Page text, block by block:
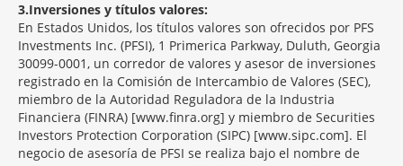
3 Inversiones y títulos valores:
En Estados Unidos, los títulos valores son ofrecidos por PFS
Investments Inc. (PFSI), 1 Primerica Parkway, Duluth, Georgia
30099-0001, un corredor de valores y asesor de inversiones
registrado en la Comisión de Intercambio de Valores (SEC),
miembro de la Autoridad Reguladora de la Industria
Financiera (FINRA) [www.finra.org] y miembro de Securities
Investors Protection Corporation (SIPC) [www.sipc.com]. El
negocio de asesoría de PFSI se realiza bajo el nombre de